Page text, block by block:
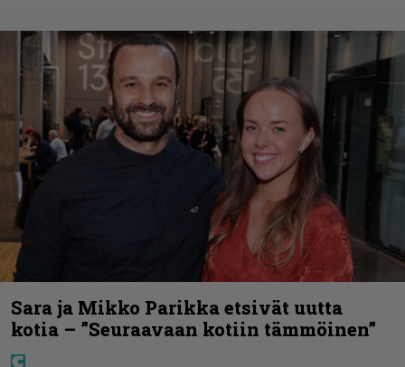
Sara ja Mikko Parikka etsivät uutta
kotia – ”Seuraavaan kotiin tämmöinen”